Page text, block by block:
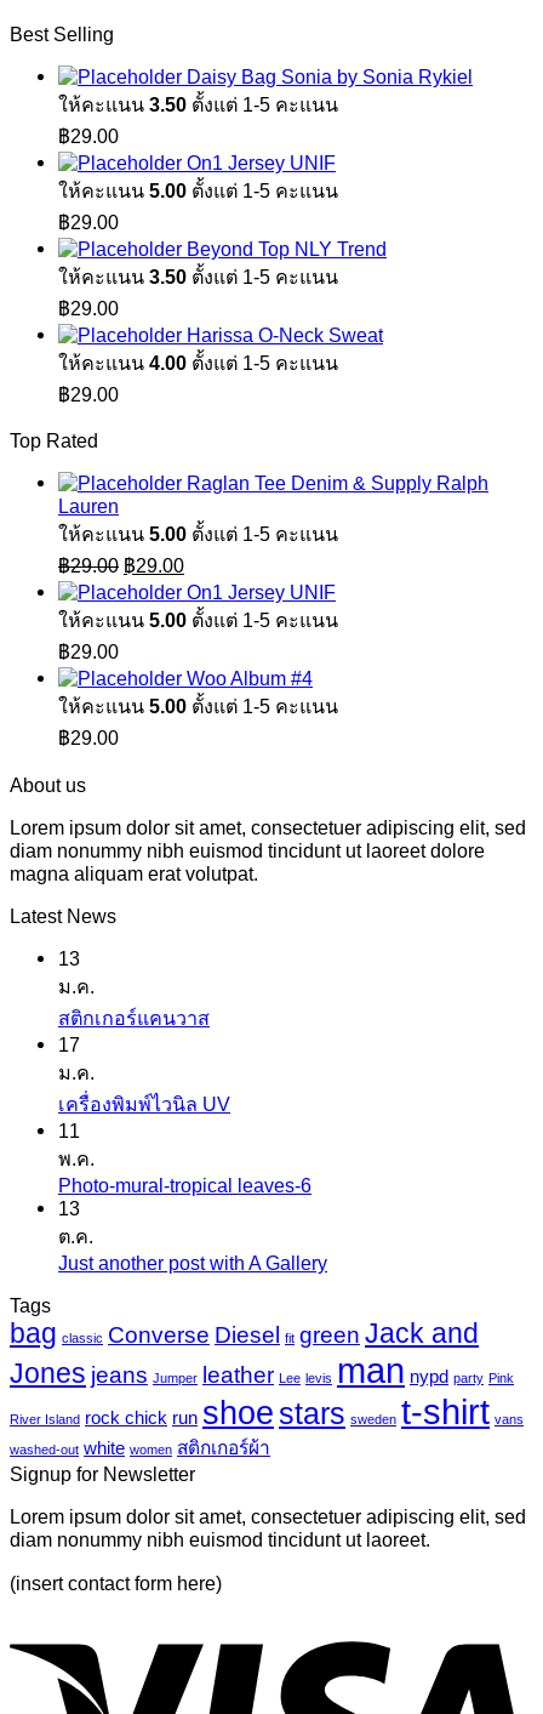
Best Selling
Daisy Bag Sonia by Sonia Rykiel
ให้คะแนน 3.50 ตั้งแต่ 1-5 คะแนน
฿29.00
On1 Jersey UNIF
ให้คะแนน 5.00 ตั้งแต่ 1-5 คะแนน
฿29.00
Beyond Top NLY Trend
ให้คะแนน 3.50 ตั้งแต่ 1-5 คะแนน
฿29.00
Harissa O-Neck Sweat
ให้คะแนน 4.00 ตั้งแต่ 1-5 คะแนน
฿29.00
Top Rated
Raglan Tee Denim & Supply Ralph
Lauren
ให้คะแนน 5.00 ตั้งแต่ 1-5 คะแนน
฿29.00 Original
price
was:
฿29.00.
฿29.00Current
price
is:
฿29.00.
On1 Jersey UNIF
ให้คะแนน 5.00 ตั้งแต่ 1-5 คะแนน
฿29.00
Woo Album #4
ให้คะแนน 5.00 ตั้งแต่ 1-5 คะแนน
฿29.00
About us
Lorem ipsum dolor sit amet, consectetuer adipiscing elit, sed
diam nonummy nibh euismod tincidunt ut laoreet dolore
magna aliquam erat volutpat.
Latest News
13
ม.ค.
สติกเกอร์แคนวาสไม่มี
บน
นวาส
17
ม.ค.
เครื่องพิมพ์ไวนิล UVไม่มี
บน
ไว
11
พ.ค.
Photo-mural-tropical leaves-6ไม่มี
mural-
tropical
leaves-
13
ต.ค.
Just another post with A Galleryไม่มี
เห็น
บน
Just
another
post
Tags
bag classic Converse Diesel fit green Jack and
Jones jeans Jumper leather Lee levis man nypd party Pink
River Island rock chick run shoe stars sweden t-shirt vans
washed-out white women สติกเกอร์ผ้า
Signup for Newsletter
Lorem ipsum dolor sit amet, consectetuer adipiscing elit, sed
diam nonummy nibh euismod tincidunt ut laoreet.
(insert contact form here)